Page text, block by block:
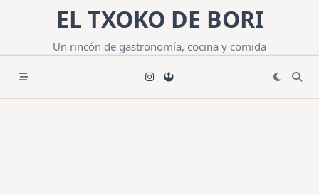
contenido
EL TXOKO DE BORI
Un rincón de gastronomía, cocina y comida